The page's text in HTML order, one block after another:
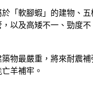
「軟腳蝦」的建物、
以及高矮不一、勁度
物最嚴重，將來耐震
羊補牢。